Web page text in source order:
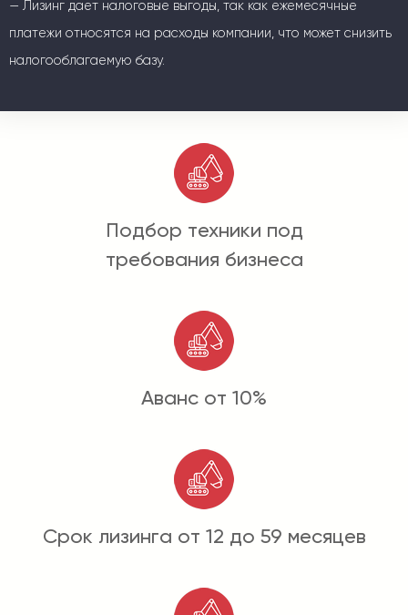
— Лизинг дает налоговые выгоды, так как ежемесячные
платежи относятся на расходы компании, что может снизить
налогооблагаемую базу.
Подбор техники под
требования бизнеса
Аванс от 10%
Срок лизинга от 12 до 59 месяцев